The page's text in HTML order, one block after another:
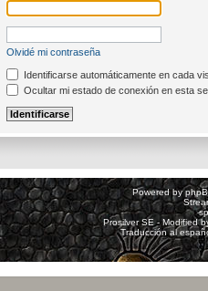
Olvidé mi contraseña
Identificarse automáticamente en cada
Ocultar mi estado de conexión en esta
Powered by
Prosilver SE - Modified
Traducción al